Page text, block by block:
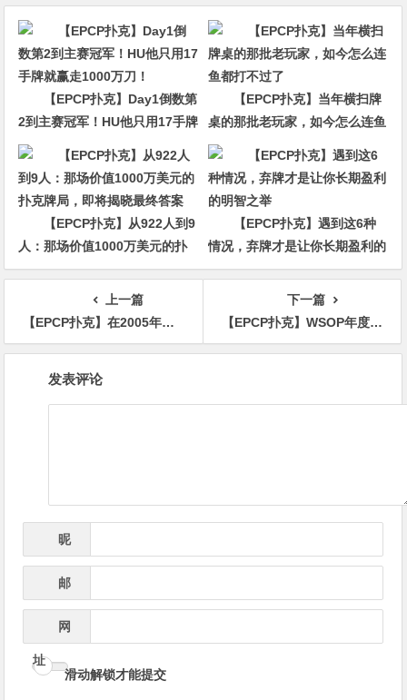
【EPCP扑克】Day1倒数第
2到主赛冠军！HU他只用17手牌
就赢走1000万刀！
【EPCP扑克】当年横扫牌
桌的那批老玩家，如今怎么连鱼
都打不过了
【EPCP扑克】从922人到9
人：那场价值1000万美元的扑
克牌局，即将揭晓最终答案
【EPCP扑克】遇到这6种
情况，弃牌才是让你长期盈利的
明智之举
上一篇
【EPCP扑克】在2005年主赛事决赛桌上打痛击Matusow的选手在WSOP老年赛中表现出色
下一篇
【EPCP扑克】WSOP年度诈唬？250K豪客赛泡沫期，嘴炮哥弃掉天三条
发表评论
昵
邮
网
址
滑动解锁才能提交